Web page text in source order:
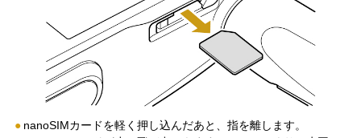
nanoSIMカードを軽く押し込んだあと、指を離します。